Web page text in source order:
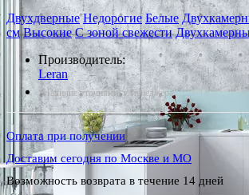
Двухдверные Недорогие Белые
см Высокие С зоной свежести
Производитель:
Leran
*Наличие уточняйте у менеджера
Оплата при получении
Доставим сегодня по Москве и МО
Возможность возврата в течение 14 дней